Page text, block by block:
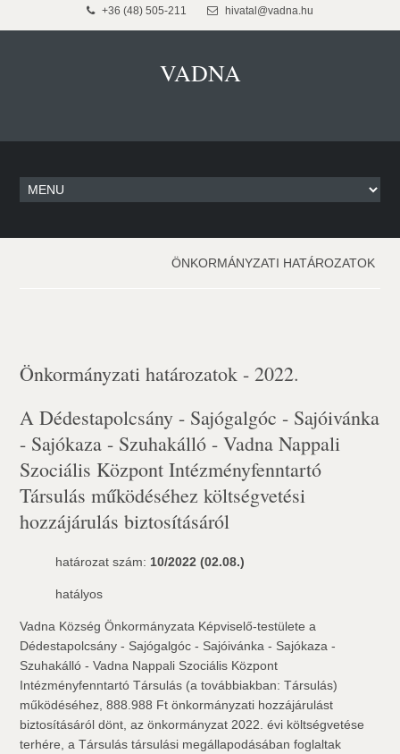
+36 (48) 505-211 hivatal@vadna.hu
VADNA
ÖNKORMÁNYZATI HATÁROZATOK
Önkormányzati határozatok - 2022.
A Dédestapolcsány - Sajógalgóc - Sajóivánka
- Sajókaza - Szuhakálló - Vadna Nappali
Szociális Központ Intézményfenntartó
Társulás működéséhez költségvetési
hozzájárulás biztosításáról
határozat szám: 10/2022 (02.08.)
hatályos
Vadna Község Önkormányzata Képviselő-testülete a
Dédestapolcsány - Sajógalgóc - Sajóivánka - Sajókaza -
Szuhakálló - Vadna Nappali Szociális Központ
Intézményfenntartó Társulás (a továbbiakban: Társulás)
működéséhez, 888.988 Ft önkormányzati hozzájárulást
biztosításáról dönt, az önkormányzat 2022. évi költségvetése
terhére, a Társulás társulási megállapodásában foglaltak